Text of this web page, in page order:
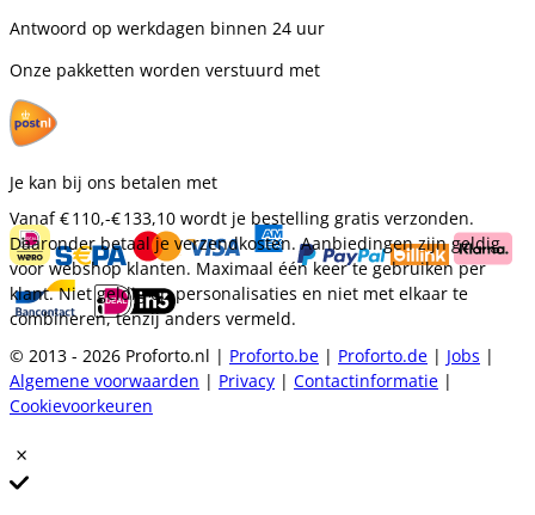
Antwoord op werkdagen binnen 24 uur
Onze pakketten worden verstuurd met
Je kan bij ons betalen met
Vanaf€ 110,-€ 133,10 wordt je bestelling gratis verzonden.
Daaronder betaal je verzendkosten. Aanbiedingen zijn geldig
voor webshop klanten. Maximaal één keer te gebruiken per
klant. Niet geldig op personalisaties en niet met elkaar te
combineren, tenzij anders vermeld.
© 2013 - 2026 Proforto.nl | Proforto.be | Proforto.de | Jobs |
Algemene voorwaarden | Privacy | Contactinformatie |
Cookievoorkeuren